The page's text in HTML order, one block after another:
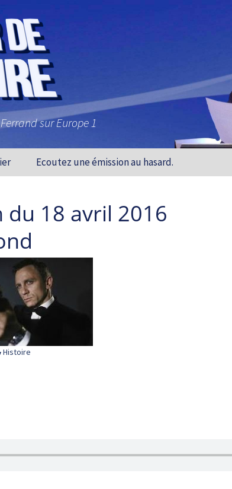
sur Europe 1
Ecoutez une émission au hasard.
du 18 avril 2016
Histoire